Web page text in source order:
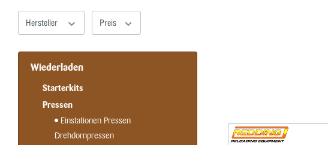
Hersteller Preis
Wiederladen
Starterkits
Pressen
Einstationen Pressen
Drehdornpressen